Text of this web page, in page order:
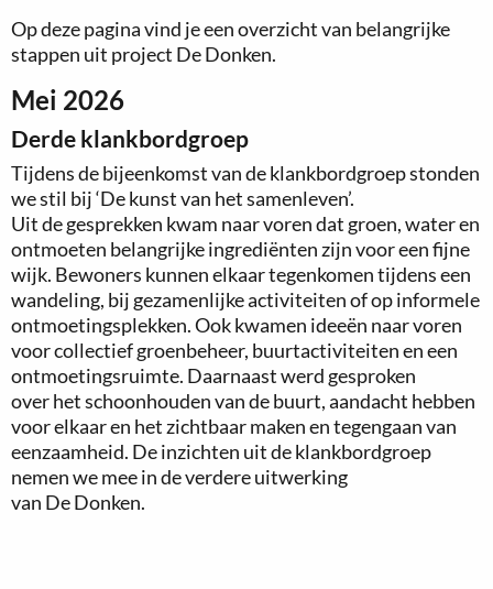
Op deze pagina vind je een overzicht van belangrijke
stappen uit project De Donken.
Mei 2026
Derde klankbordgroep
Tijdens de bijeenkomst van de klankbordgroep stonden
we stil bij ‘De kunst van het samenleven’.
Uit de gesprekken kwam naar voren dat groen, water en
ontmoeten belangrijke ingrediënten zijn voor een fijne
wijk. Bewoners kunnen elkaar tegenkomen tijdens een
wandeling, bij gezamenlijke activiteiten of op informele
ontmoetingsplekken. Ook kwamen ideeën naar voren
voor collectief groenbeheer, buurtactiviteiten en een
ontmoetingsruimte. Daarnaast werd gesproken
over het schoonhouden van de buurt, aandacht hebben
voor elkaar en het zichtbaar maken en tegengaan van
eenzaamheid. De inzichten uit de klankbordgroep
nemen we mee in de verdere uitwerking
van De Donken.